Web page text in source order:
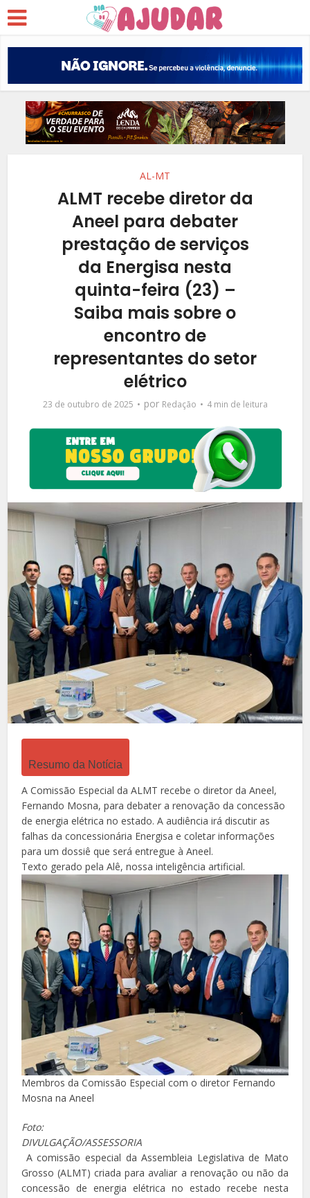
AL-MT
ALMT recebe diretor da
Aneel para debater
prestação de serviços
da Energisa nesta
quinta-feira (23) –
Saiba mais sobre o
encontro de
representantes do setor
elétrico
23 de outubro de 2025 por Redação 4 min de leitura
Resumo da Notícia
A Comissão Especial da ALMT recebe o diretor da Aneel,
Fernando Mosna, para debater a renovação da concessão
de energia elétrica no estado. A audiência irá discutir as
falhas da concessionária Energisa e coletar informações
para um dossiê que será entregue à Aneel.
Texto gerado pela Alê, nossa inteligência artificial.
Membros da Comissão Especial com o diretor Fernando
Mosna na Aneel
Foto:
DIVULGAÇÃO/ASSESSORIA
A comissão especial da Assembleia Legislativa de Mato
Grosso (ALMT) criada para avaliar a renovação ou não da
concessão de energia elétrica no estado recebe nesta